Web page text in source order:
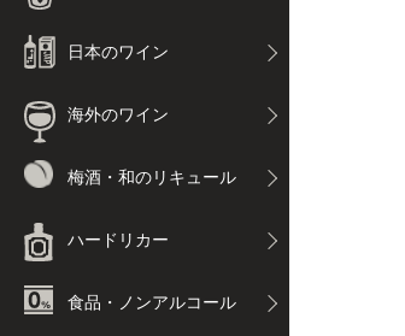
日本のワイン
海外のワイン
梅酒・和のリキュール
ハードリカー
食品・ノンアルコール